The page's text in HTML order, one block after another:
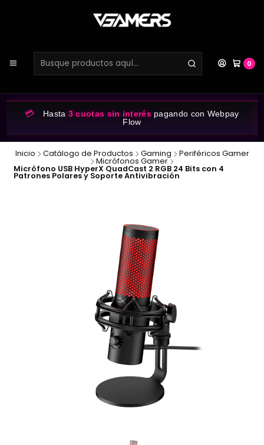
0
💳 Hasta 3 cuotas sin interéspagando con Webpay
Flow
Inicio Catálogo de Productos Gaming Periféricos Gamer
Micrófonos Gamer
Micrófono USB HyperX QuadCast 2 RGB 24 Bits con 4
Patrones Polares y Soporte Antivibración